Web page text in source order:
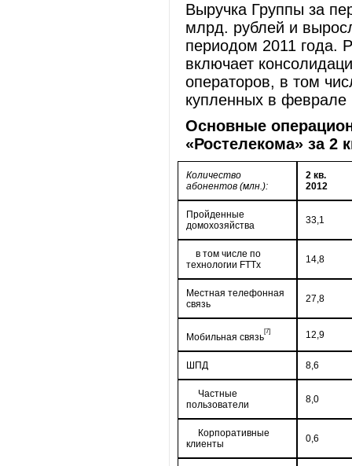
Выручка Группы за
млрд. рублей и
периодом 2011 года.
включает
операторов, в том
купленных в феврале
Основные
«Ростелекома» за 2
Количество
абонентов (млн.):
2 кв.
2012
Пройденные
домохозяйства
33,1
в том числе по
технологии FTTх
14,8
Местная телефонная
связь
27,8
Мобильная связь
[7] 12,9
ШПД 8,6
Частные
пользователи
8,0
Корпоративные
клиенты
0,6